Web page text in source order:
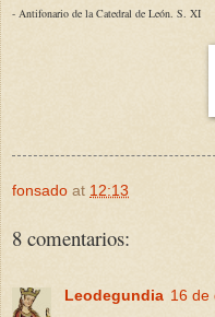
- Antifonario de la Catedral de León. S. XI
fonsado at 12:13
8 comentarios:
Leodegundia 16 de